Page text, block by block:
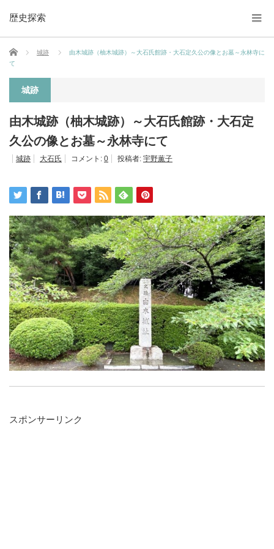
歴史探索
ホーム 城跡
由木城跡（柚木城跡）～大石氏館跡・大石定久公の像とお墓～永林寺に
て
城跡
由木城跡（柚木城跡）～大石氏館跡・大石定
久公の像とお墓～永林寺にて
城跡 大石氏 コメント: 0 投稿者: 宇野薫子
スポンサーリンク